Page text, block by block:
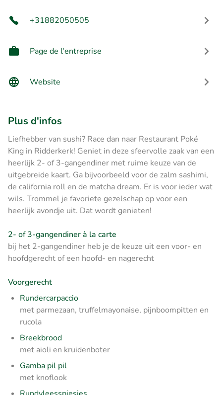
+31882050505
Page de l'entreprise
Website
Plus d'infos
Liefhebber van sushi? Race dan naar Restaurant Poké
King in Ridderkerk! Geniet in deze sfeervolle zaak van een
heerlijk 2- of 3-gangendiner met ruime keuze van de
uitgebreide kaart. Ga bijvoorbeeld voor de zalm sashimi,
de california roll en de matcha dream. Er is voor ieder wat
wils. Trommel je favoriete gezelschap op voor een
heerlijk avondje uit. Dat wordt genieten!
2- of 3-gangendiner à la carte
bij het 2-gangendiner heb je de keuze uit een voor- en
hoofdgerecht of een hoofd- en nagerecht
Voorgerecht
Rundercarpaccio
met parmezaan, truffelmayonaise, pijnboompitten en
rucola
Breekbrood
met aioli en kruidenboter
Gamba pil pil
met knoflook